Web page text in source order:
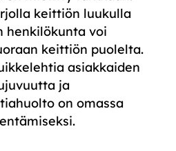
keittiön luukulla
henkilökunta voi
keittiön puolelta.
asiakkaiden
ja
on omassa